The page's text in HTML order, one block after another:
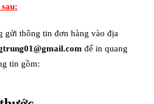
gửi thông tin đơn hàng vào địa
để in quang
tin gồm: